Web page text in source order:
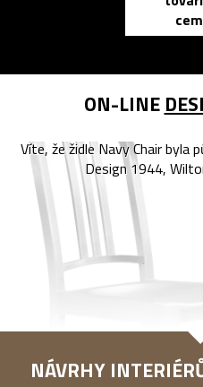
ON-LINE
Víte, že židle Navy Chair byla
Design 1944,
NÁVRHY